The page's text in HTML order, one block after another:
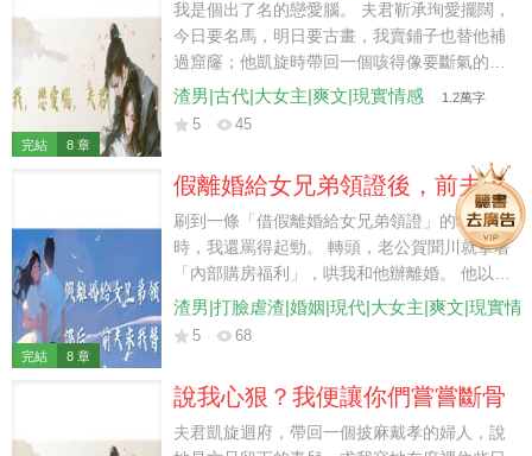
紙，頭也不回的朝曬穀場上正等著道喜的人走
去。 他既然想踩著我家往上爬，就別怪我把梯
子抽走。
完結 8 章
我是個出了名的戀愛腦。 夫君靳承珣愛擺闊，
今日要名馬，明日要古畫，我賣鋪子也替他補
過窟窿；他凱旋時帶回一個咳得像要斷氣的
「表妹」，我騰出正院給她養病。 後來靳承珣
為了替表妹擋刀，傷得只剩一口氣。 太醫說他
他三天三夜。 可惜他福薄，沒等到納妾那日。
真是可惜。
渣男|古代|大女主|爽文|現實情感 1.2萬字
5 45
完結 8 章
假離婚給女兄弟領證後，前夫求
我替他還債
刷到一條「借假離婚給女兄弟領證」的求助帖
時，我還罵得起勁。 轉頭，老公賀聞川就拿著
「內部購房福利」，哄我和他辦離婚。 他以為
我會心疼七折房，乖乖在協議上簽字。 可他不
知道，那條帖子裡被誇得天衣無縫的主意，早
麼一看就知道。 我把離婚證塞進包裡，笑著給
他讓路。 「去吧，別耽誤你給孩子上戶口。」
渣男|打臉虐渣|婚姻|現代|大女主|爽文|現實情
5 68
說我心狠？我便讓你們嘗嘗斷骨
之痛
夫君凱旋迴府，帶回一個披麻戴孝的婦人，說